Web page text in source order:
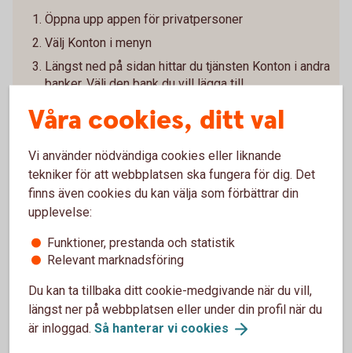
Öppna upp appen för privatpersoner
Välj Konton i menyn
Längst ned på sidan hittar du tjänsten Konton i andra
banker. Välj den bank du vill lägga till
Ge ditt samtycke och godkänn villkoren
Legitimera dig hos den andra banken
Vänta medan vi hämtar dina konton och transaktioner
från den andra banken
Välj vilka konton du vill visa
legitimera dig hos den andra banken var sjätte
månad.
Våra cookies, ditt val
Vi använder nödvändiga cookies eller liknande
tekniker för att webbplatsen ska fungera för dig. Det
finns även cookies du kan välja som förbättrar din
upplevelse:
Funktioner, prestanda och statistik
Relevant marknadsföring
Du kan ta tillbaka ditt cookie-medgivande när du vill,
längst ner på webbplatsen eller under din profil när du
är inloggad. Så hanterar vi cookies